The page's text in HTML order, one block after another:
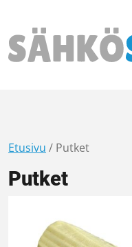
Päävalikko
Etusivu / Putket
Putket